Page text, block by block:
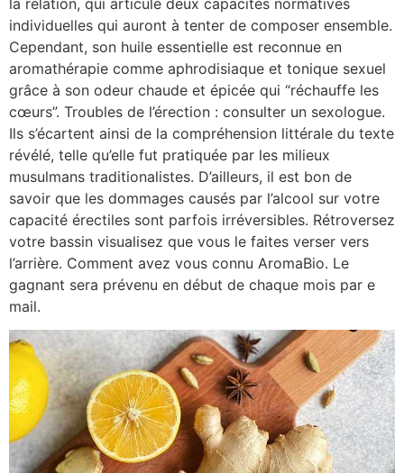
individuelles qui auront à tenter de composer ensemble.
Cependant, son huile essentielle est reconnue en
aromathérapie comme aphrodisiaque et tonique sexuel
grâce à son odeur chaude et épicée qui “réchauffe les
cœurs”. Troubles de l’érection : consulter un sexologue.
Ils s’écartent ainsi de la compréhension littérale du texte
révélé, telle qu’elle fut pratiquée par les milieux
musulmans traditionalistes. D’ailleurs, il est bon de
savoir que les dommages causés par l’alcool sur votre
capacité érectiles sont parfois irréversibles. Rétroversez
votre bassin visualisez que vous le faites verser vers
l’arrière. Comment avez vous connu AromaBio. Le
gagnant sera prévenu en début de chaque mois par e
mail.